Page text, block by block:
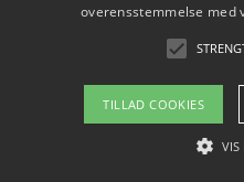
Om / kontakt
overensstemmelse med
TILLAD COOKIES
VIS